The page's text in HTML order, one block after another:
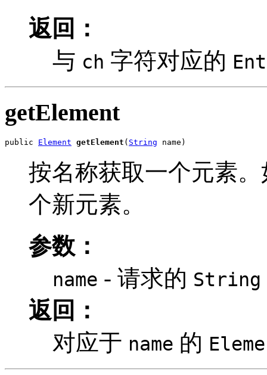
返回：
与 ch 字符对应的
getElement
public Element getElement ( String name)
按名称获取一个元素
个新元素。
参数：
name - 请求的 String
返回：
对应于 name 的